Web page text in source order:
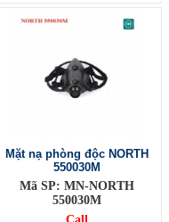
Mặt nạ phòng độc NORTH
550030M
Mã SP: MN-NORTH
550030M